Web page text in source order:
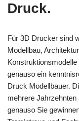
Druck.
Für 3D Drucker sind
Modellbau,
genauso ein
Druck Modellbauer.
mehrere
genauso Sie